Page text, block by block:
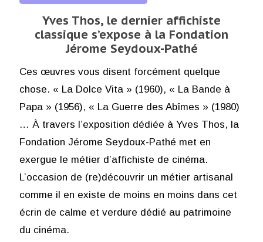
Yves Thos, le dernier affichiste
classique s’expose à la Fondation
Jérome Seydoux-Pathé
Ces œuvres vous disent forcément quelque
chose. « La Dolce Vita » (1960), « La Bande à
Papa » (1956), « La Guerre des Abîmes » (1980)
… À travers l’exposition dédiée à Yves Thos, la
Fondation Jérome Seydoux-Pathé met en
exergue le métier d’affichiste de cinéma.
L’occasion de (re)découvrir un métier artisanal
comme il en existe de moins en moins dans cet
écrin de calme et verdure dédié au patrimoine
du cinéma.